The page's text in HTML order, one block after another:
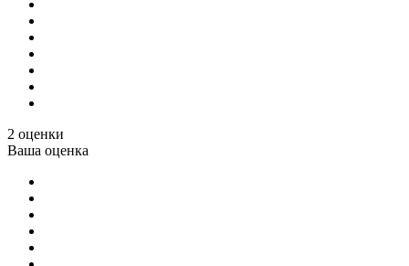
2 оценки
Ваша оценка